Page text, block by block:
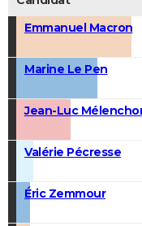
Emmanuel Macron
Marine Le Pen
Jean-Luc
Valérie Pécresse
Éric Zemmour